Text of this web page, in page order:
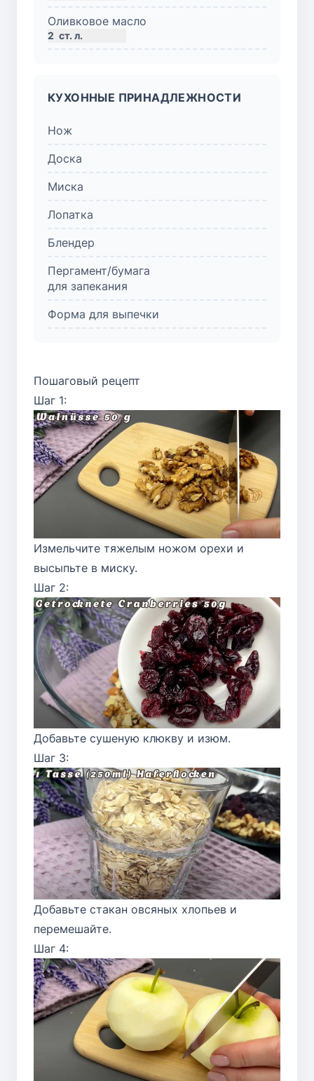
Оливковое масло
2 ст. л.
КУХОННЫЕ ПРИНАДЛЕЖНОСТИ
Нож
Доска
Миска
Лопатка
Блендер
Пергамент/бумага
для запекания
Форма для выпечки
Пошаговый рецепт
Шаг 1:
Измельчите тяжелым ножом орехи и
высыпьте в миску.
Шаг 2:
Добавьте сушеную клюкву и изюм.
Шаг 3:
Добавьте стакан овсяных хлопьев и
перемешайте.
Шаг 4: